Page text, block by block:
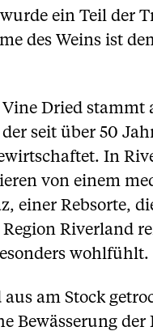
ein Teil der
des Weins ist
Vine Dried
seit über 50
In
von einem
einer Rebsorte,
Region Riverland
wohlfühlt.
aus am Stock
Bewässerung